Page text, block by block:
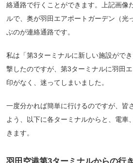
絡通路で行くことができます。上記画像
ルで、奥が羽田エアポートガーデン（光
ぶのが連絡通路です。
私は「第3ターミナルに新しい施設がで
撃したのですが、第3ターミナルに羽田
印がなく、迷ってしまいました。
一度分かれば簡単に行けるのですが、皆
よう、以下に各ターミナルからと、電車
きます。